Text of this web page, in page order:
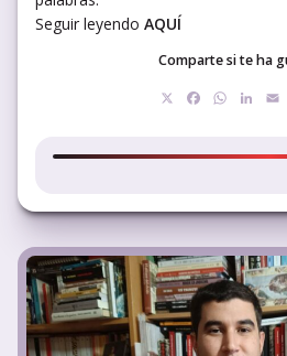
Seguir leyendo AQUÍ
Comparte si te ha
Facebook